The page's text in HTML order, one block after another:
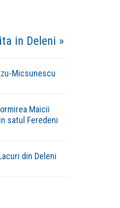
in Deleni »
Micsunescu
Maicii
satul Feredeni
din Deleni